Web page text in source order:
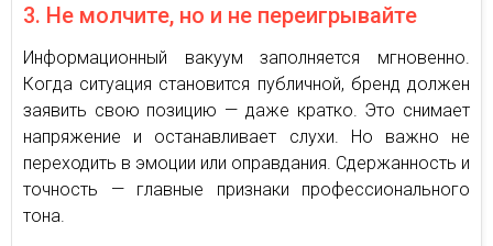
3. Не молчите, но и не переигрывайте
Информационный вакуум заполняется мгновенно.
Когда ситуация становится публичной, бренд должен
заявить свою позицию — даже кратко. Это снимает
напряжение и останавливает слухи. Но важно не
переходить в эмоции или оправдания. Сдержанность и
точность — главные признаки профессионального
тона.